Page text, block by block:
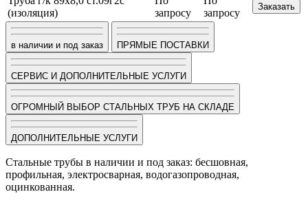
(изоляция)
запросу
запросу
Заказать
в наличии и под заказ ПРЯМЫЕ ПОСТАВКИ
СЕРВИС И ДОПОЛНИТЕЛЬНЫЕ УСЛУГИ
ОГРОМНЫЙ ВЫБОР СТАЛЬНЫХ ТРУБ НА СКЛАДЕ
ДОПОЛНИТЕЛЬНЫЕ УСЛУГИ
Стальные трубы в наличии и под заказ: бесшовная,
профильная, электросварная, водогазопроводная,
оцинкованная.